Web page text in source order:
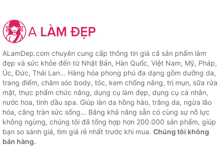
ALamDep.com chuyên cung cấp thông tin giá cả sản phẩm làm
đẹp và sức khỏe đến từ Nhật Bản, Hàn Quốc, Việt Nam, Mỹ, Pháp,
Úc, Đức, Thái Lan... Hàng hóa phong phú đa dạng gồm dưỡng da,
trang điểm, chăm sóc body, tóc, kem chống nắng, trị mụn, sữa rửa
mặt, thực phẩm chức năng, dụng cụ làm đẹp, dụng cụ cá nhân,
nước hoa, tinh dầu spa. Giúp làn da hồng hào, trắng da, ngừa lão
hóa, căng tràn sức sống... Bằng khả năng sẵn có cùng sự nỗ lực
không ngừng, chúng tôi đã tổng hợp hơn 200.000 sản phẩm, giúp
bạn so sánh giá, tìm giá rẻ nhất trước khi mua. Chúng tôi không
bán hàng.